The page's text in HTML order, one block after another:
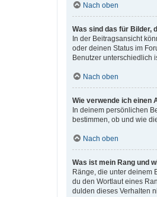
Nach oben
Was sind das für Bilder,
In der Beitragsansicht
oder deinen Status im
Benutzer unterschiedlich
Nach oben
Wie verwende ich einen
In deinem persönlichen
bestimmen, ob und wie
Nach oben
Was ist mein Rang und
Ränge, die unter deinem
du den Wortlaut eines
dulden dieses Verhalten